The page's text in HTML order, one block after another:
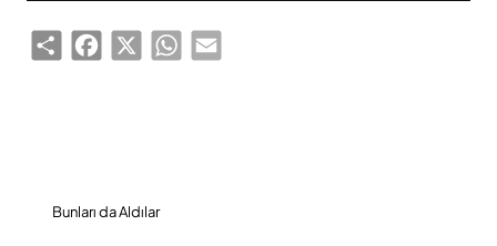
ShareFacebook
X WhatsApp
Email
Bunları da Aldılar